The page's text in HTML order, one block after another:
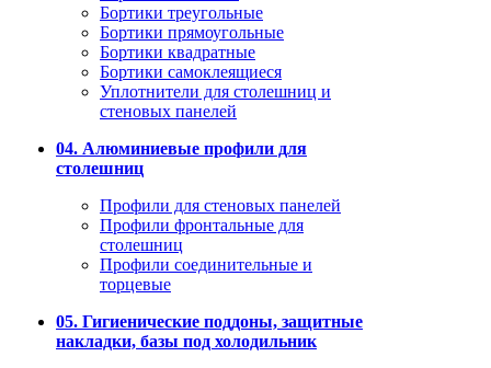
Бортики треугольные
Бортики прямоугольные
Бортики квадратные
Бортики самоклеящиеся
Уплотнители для столешниц и
стеновых панелей
04. Алюминиевые профили для
столешниц
Профили для стеновых панелей
Профили фронтальные для
столешниц
Профили соединительные и
торцевые
05. Гигиенические поддоны, защитные
накладки, базы под холодильник